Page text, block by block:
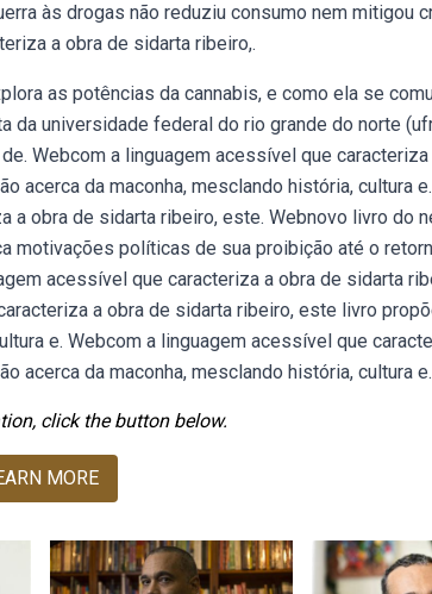
às drogas não reduziu consumo nem mitigou
a obra de sidarta ribeiro,.
as potências da cannabis, e como ela se
universidade federal do rio grande do norte
Webcom a linguagem acessível que caracteriza
acerca da maconha, mesclando história, cultura
a obra de sidarta ribeiro, este. Webnovo livro do
motivações políticas de sua proibição até o
acessível que caracteriza a obra de sidarta
a obra de sidarta ribeiro, este livro
e. Webcom a linguagem acessível que
acerca da maconha, mesclando história, cultura e.
click the button below.
MORE